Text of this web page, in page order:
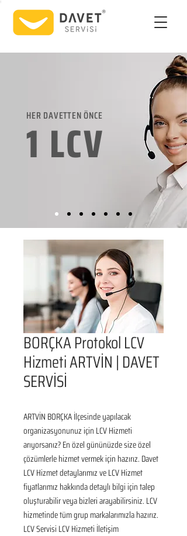
HER DAVETTEN ÖNCE
1 LCV
BORÇKA Protokol LCV
Hizmeti ARTVİN | DAVET
SERVİSİ
ARTVİN BORÇKA İlçesinde yapılacak
organizasyonunuz için LCV Hizmeti
arıyorsanız? En özel gününüzde size özel
çözümlerle hizmet vermek için hazırız. Davet
LCV Hizmet detaylarımız ve LCV Hizmet
fiyatlarımız hakkında detaylı bilgi için talep
oluşturabilir veya bizleri arayabilirsiniz. LCV
hizmetinde tüm grup markalarımızla hazırız.
LCV Servisi LCV Hizmeti İletişim